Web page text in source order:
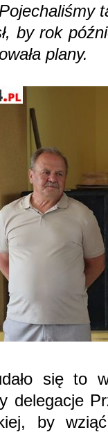
Pojechaliśmy
by rok
plany.
się to
delegacje
by